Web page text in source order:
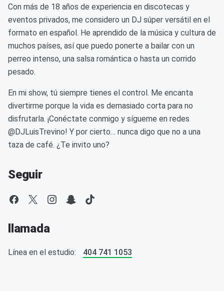
Con más de 18 años de experiencia en discotecas y
eventos privados, me considero un DJ súper versátil en el
formato en español. He aprendido de la música y cultura de
muchos países, así que puedo ponerte a bailar con un
perreo intenso, una salsa romántica o hasta un corrido
pesado.
En mi show, tú siempre tienes el control. Me encanta
divertirme porque la vida es demasiado corta para no
disfrutarla. ¡Conéctate conmigo y sígueme en redes
@DJLuisTrevino! Y por cierto… nunca digo que no a una
taza de café. ¿Te invito uno?
Seguir
llamada
Línea en el estudio: 404 741 1053